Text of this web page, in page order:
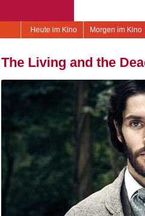
Morgen im Kino
Heute im Kino
The Living and the